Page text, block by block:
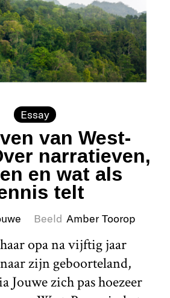
Essay
van West-
narratieven,
en wat als
telt
Beeld Amber Toorop
opa na vijftig jaar
zijn geboorteland,
Jouwe zich pas hoezeer